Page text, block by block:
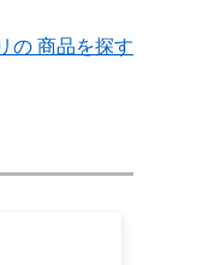
の 商品を探す